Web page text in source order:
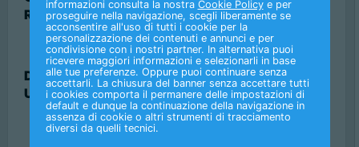
REFERTAZIONE?
DOVE POSSO CONSULTARE I REFERTI
UFFICIALI DELLE CORSE?
informazioni consulta la nostra Cookie Policye per
proseguire nella navigazione, scegli liberamente se
acconsentire all'uso di tutti i cookie per la
personalizzazione dei contenuti e annunci e per
condivisione con i nostri partner. In alternativa puoi
ricevere maggiori informazioni e selezionarli in base
alle tue preferenze. Oppure puoi continuare senza
accettarli. La chiusura del banner senza accettare tutti
i cookies comporta il permanere delle impostazioni di
default e dunque la continuazione della navigazione in
assenza di cookie o altri strumenti di tracciamento
diversi da quelli tecnici.